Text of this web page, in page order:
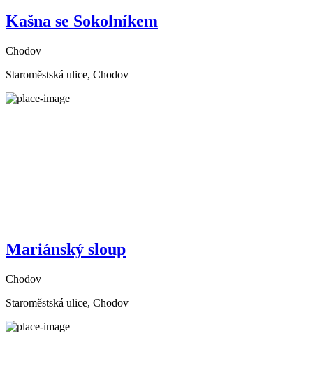
Kašna se Sokolníkem
Chodov
Staroměstská ulice, Chodov
Mariánský sloup
Chodov
Staroměstská ulice, Chodov